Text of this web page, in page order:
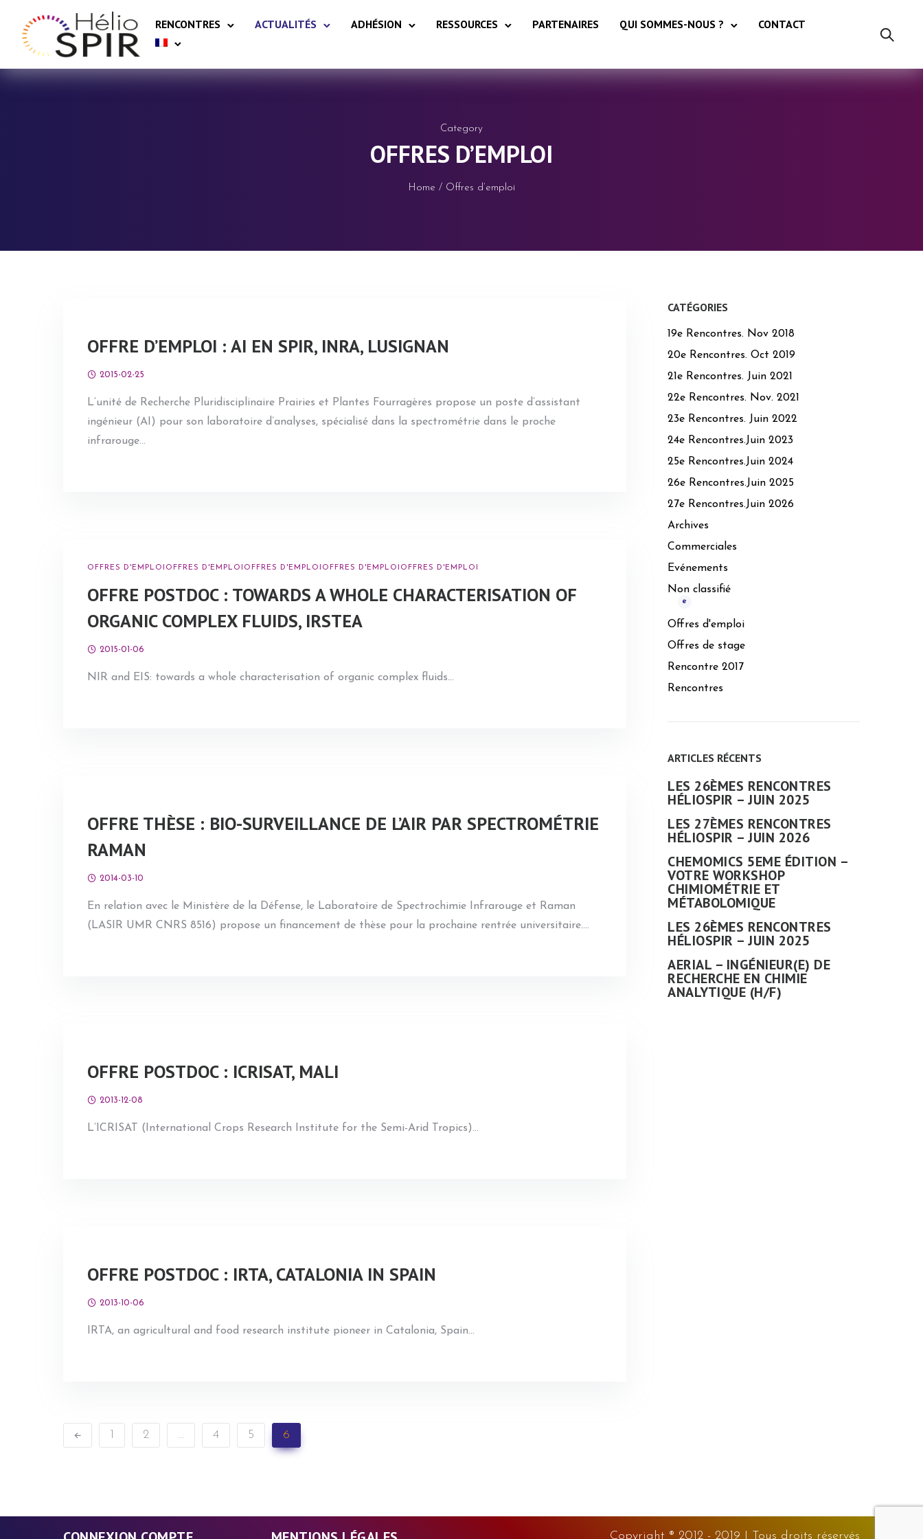
RENCONTRES ACTUALITÉS ADHÉSION RESSOURCES PARTENAIRES QUI SOMMES-NOUS ? CONTACT
Category
OFFRES D’EMPLOI
Home / Offres d’emploi
OFFRE D’EMPLOI : AI EN SPIR, INRA, LUSIGNAN
2015-02-25
L’unité de Recherche Pluridisciplinaire Prairies et Plantes Fourragères propose un poste d’assistant
ingénieur (AI) pour son laboratoire d’analyses, spécialisé dans la spectrométrie dans le proche
infrarouge…
OFFRES D'EMPLOI OFFRES D'EMPLOI OFFRES D'EMPLOI OFFRES D'EMPLOI OFFRES D'EMPLOI
OFFRE POSTDOC : TOWARDS A WHOLE CHARACTERISATION OF
ORGANIC COMPLEX FLUIDS, IRSTEA
2015-01-06
NIR and EIS: towards a whole characterisation of organic complex fluids…
OFFRE THÈSE : BIO-SURVEILLANCE DE L’AIR PAR SPECTROMÉTRIE
RAMAN
2014-03-10
En relation avec le Ministère de la Défense, le Laboratoire de Spectrochimie Infrarouge et Raman
(LASIR UMR CNRS 8516) propose un financement de thèse pour la prochaine rentrée universitaire.…
OFFRE POSTDOC : ICRISAT, MALI
2013-12-08
L’ICRISAT (International Crops Research Institute for the Semi-Arid Tropics)…
OFFRE POSTDOC : IRTA, CATALONIA IN SPAIN
2013-10-06
IRTA, an agricultural and food research institute pioneer in Catalonia, Spain…
1 2 … 4 5 6
CATÉGORIES
19e Rencontres. Nov 2018
20e Rencontres. Oct 2019
21e Rencontres. Juin 2021
22e Rencontres. Nov. 2021
23e Rencontres. Juin 2022
24e Rencontres.Juin 2023
25e Rencontres.Juin 2024
26e Rencontres.Juin 2025
27e Rencontres.Juin 2026
Archives
Commerciales
Evénements
Non classifié
e
Offres d'emploi
Offres de stage
Rencontre 2017
Rencontres
ARTICLES RÉCENTS
LES 26ÈMES RENCONTRES
HÉLIOSPIR – JUIN 2025
LES 27ÈMES RENCONTRES
HÉLIOSPIR – JUIN 2026
CHEMOMICS 5EME ÉDITION –
VOTRE WORKSHOP
CHIMIOMÉTRIE ET
MÉTABOLOMIQUE
LES 26ÈMES RENCONTRES
HÉLIOSPIR – JUIN 2025
AERIAL – INGÉNIEUR(E) DE
RECHERCHE EN CHIMIE
ANALYTIQUE (H/F)
Copyright ® 2012 - 2019 | Tous droits réservés